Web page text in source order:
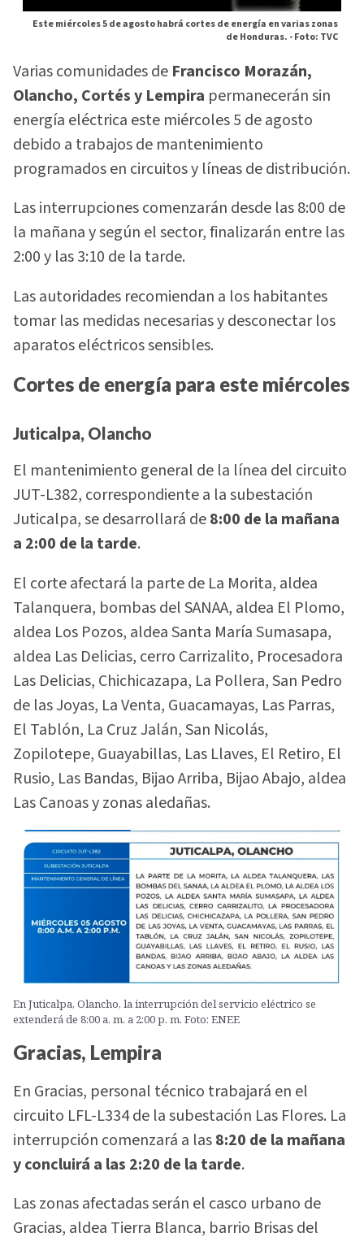
Este miércoles 5 de agosto habrá cortes de energía en varias zonas
de Honduras. -Foto: TVC
Varias comunidades de Francisco Morazán,
Olancho, Cortés y Lempira permanecerán sin
energía eléctrica este miércoles 5 de agosto
debido a trabajos de mantenimiento
programados en circuitos y líneas de distribución.
Las interrupciones comenzarán desde las 8:00 de
la mañana y según el sector, finalizarán entre las
2:00 y las 3:10 de la tarde.
Las autoridades recomiendan a los habitantes
tomar las medidas necesarias y desconectar los
aparatos eléctricos sensibles.
Cortes de energía para este miércoles
Juticalpa, Olancho
El mantenimiento general de la línea del circuito
JUT-L382, correspondiente a la subestación
Juticalpa, se desarrollará de8:00 de la mañana
a 2:00 de la tarde.
El corte afectará la parte de La Morita, aldea
Talanquera, bombas del SANAA, aldea El Plomo,
aldea Los Pozos, aldea Santa María Sumasapa,
aldea Las Delicias, cerro Carrizalito, Procesadora
Las Delicias, Chichicazapa, La Pollera, San Pedro
de las Joyas, La Venta, Guacamayas, Las Parras,
El Tablón, La Cruz Jalán, San Nicolás,
Zopilotepe, Guayabillas, Las Llaves, El Retiro, El
Rusio, Las Bandas, Bijao Arriba, Bijao Abajo, aldea
Las Canoas y zonas aledañas.
En Juticalpa, Olancho, la interrupción del servicio eléctrico se
extenderá de 8:00 a. m. a 2:00 p. m. Foto: ENEE
Gracias, Lempira
En Gracias, personal técnico trabajará en el
circuito LFL-L334 de la subestación Las Flores. La
interrupción comenzará a las8:20 de la mañana
y concluirá a las 2:20 de la tarde.
Las zonas afectadas serán el casco urbano de
Gracias, aldea Tierra Blanca, barrio Brisas del